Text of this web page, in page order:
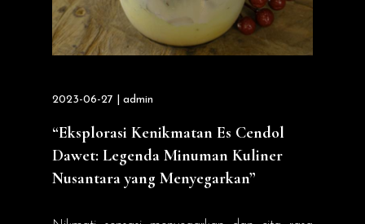
2023-06-27 | admin
“Eksplorasi Kenikmatan Es Cendol
Dawet: Legenda Minuman Kuliner
Nusantara yang Menyegarkan”